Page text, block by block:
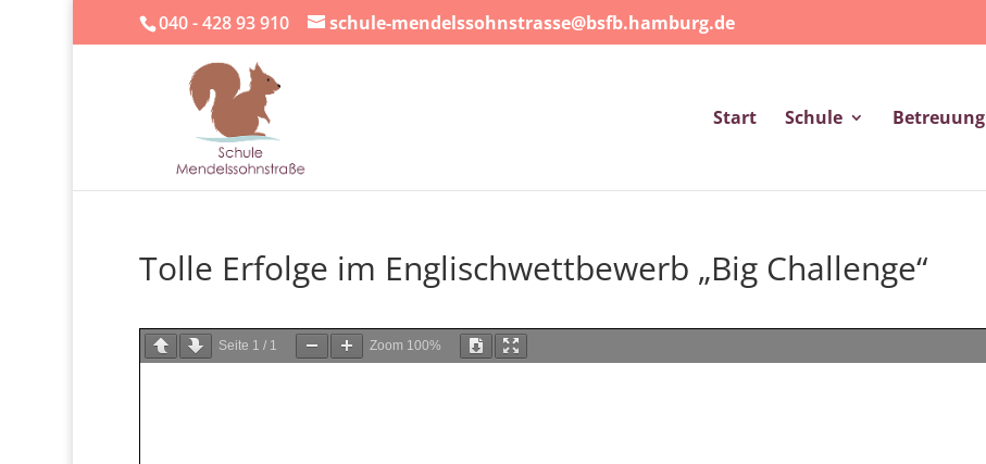
040 - 428 93 910 schule-mendelssohnstrasse@bsfb.hamburg.de
Start Schule Betreuung
Tolle Erfolge im Englischwettbewerb „Big Challenge“
Seite 1 / 1 Zoom 100%